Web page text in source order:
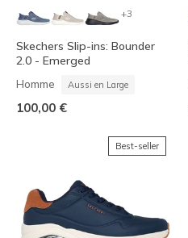
+3
Skechers Slip-ins: Bounder
2.0 - Emerged
Homme Aussi en Large
100,00 €
Best-seller